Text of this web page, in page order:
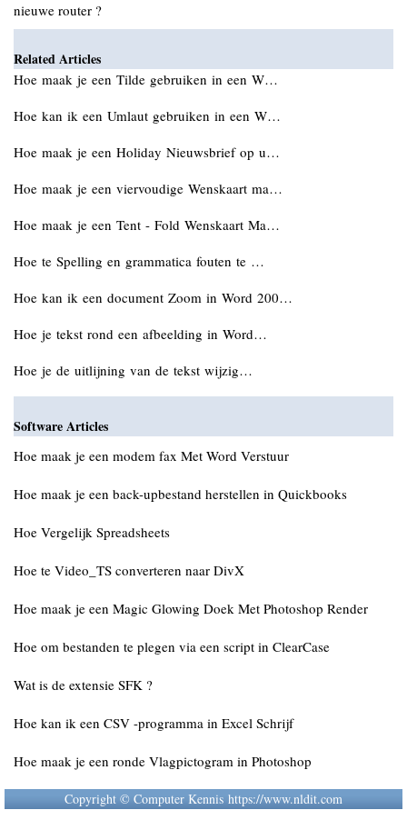
nieuwe router ?
Related Articles
Hoe maak je een Tilde gebruiken in een W…
Hoe kan ik een Umlaut gebruiken in een W…
Hoe maak je een Holiday Nieuwsbrief op u…
Hoe maak je een viervoudige Wenskaart ma…
Hoe maak je een Tent - Fold Wenskaart Ma…
Hoe te Spelling en grammatica fouten te …
Hoe kan ik een document Zoom in Word 200…
Hoe je tekst rond een afbeelding in Word…
Hoe je de uitlijning van de tekst wijzig…
Software Articles
Hoe maak je een modem fax Met Word Verstuur
Hoe maak je een back-upbestand herstellen in Quickbooks
Hoe Vergelijk Spreadsheets
Hoe te Video_TS converteren naar DivX
Hoe maak je een Magic Glowing Doek Met Photoshop Render
Hoe om bestanden te plegen via een script in ClearCase
Wat is de extensie SFK ?
Hoe kan ik een CSV -programma in Excel Schrijf
Hoe maak je een ronde Vlagpictogram in Photoshop
Copyright © Computer Kennis https://www.nldit.com